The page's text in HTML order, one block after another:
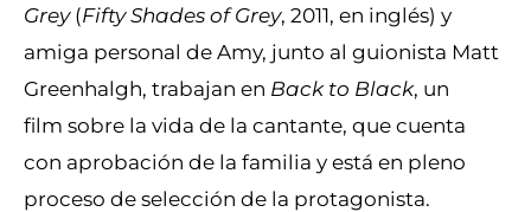
Grey (Fifty Shades of Grey, 2011, en inglés) y
amiga personal de Amy, junto al guionista Matt
Greenhalgh, trabajan en Back to Black, un
film sobre la vida de la cantante, que cuenta
con aprobación de la familia y está en pleno
proceso de selección de la protagonista.